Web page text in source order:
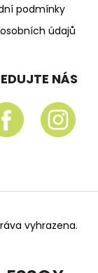
podmínky
údajů
NÁS
vyhrazena.